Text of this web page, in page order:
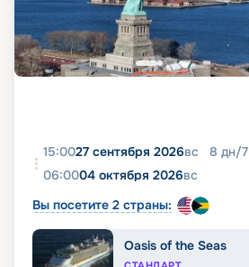
15:0027 сентября 2026вс 8 дн/7
06:0004 октября 2026вс
Вы посетите 2 страны:
Oasis of the Seas